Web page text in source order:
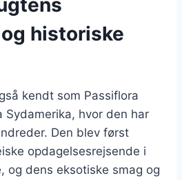
historiske
kendt som Passiflora
Sydamerika, hvor den har
Den blev først
opdagelsesrejsende i
og dens eksotiske smag og